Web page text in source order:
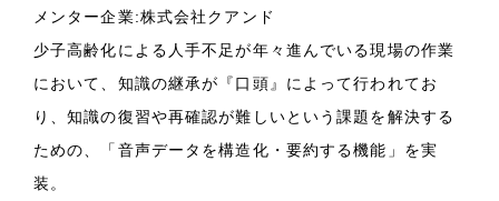
メンター企業:株式会社クアンド
少子高齢化による人手不足が年々進んでいる現場の作業
において、知識の継承が『口頭』によって行われてお
り、知識の復習や再確認が難しいという課題を解決する
ための、「音声データを構造化・要約する機能」を実
装。